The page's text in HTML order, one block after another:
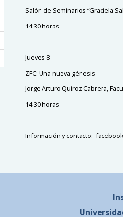
Salón de Seminarios “Graciela
14:30 horas
Jueves 8
ZFC: Una nueva génesis
Jorge Arturo Quiroz Cabrera,
14:30 horas
Información y contacto: